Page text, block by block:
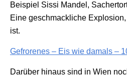
Beispiel Sissi Mandel,
Eine geschmackliche
ist.
Gefrorenes – Eis wie damals –
Darüber hinaus sind in Wien